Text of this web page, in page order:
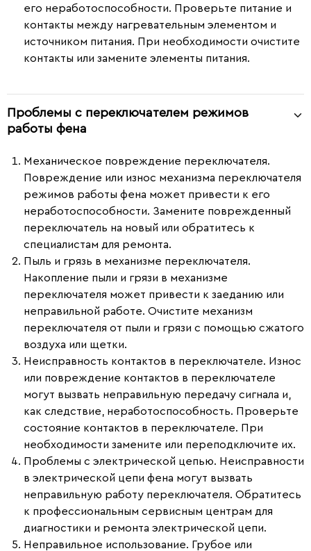
его неработоспособности. Проверьте питание и
контакты между нагревательным элементом и
источником питания. При необходимости очистите
контакты или замените элементы питания.
Проблемы с переключателем режимов
работы фена
Механическое повреждение переключателя.
Повреждение или износ механизма переключателя
режимов работы фена может привести к его
неработоспособности. Замените поврежденный
переключатель на новый или обратитесь к
специалистам для ремонта.
Пыль и грязь в механизме переключателя.
Накопление пыли и грязи в механизме
переключателя может привести к заеданию или
неправильной работе. Очистите механизм
переключателя от пыли и грязи с помощью сжатого
воздуха или щетки.
Неисправность контактов в переключателе. Износ
или повреждение контактов в переключателе
могут вызвать неправильную передачу сигнала и,
как следствие, неработоспособность. Проверьте
состояние контактов в переключателе. При
необходимости замените или переподключите их.
Проблемы с электрической цепью. Неисправности
в электрической цепи фена могут вызвать
неправильную работу переключателя. Обратитесь
к профессиональным сервисным центрам для
диагностики и ремонта электрической цепи.
Неправильное использование. Грубое или